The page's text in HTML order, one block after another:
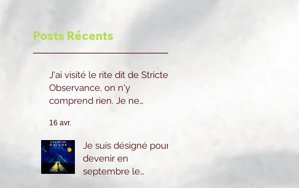
Posts Récents
J'ai visité le rite dit de Stricte
Observance, on n'y
comprend rien. Je ne
16 avr.
Je suis désigné pour
devenir en
septembre le